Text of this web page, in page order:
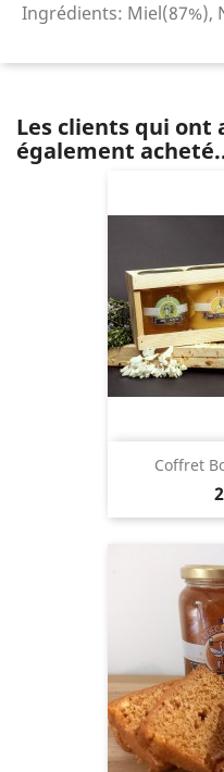
Ingrédients: Miel(87%),
Les clients qui ont
également
Coffret